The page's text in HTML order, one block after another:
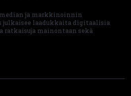
ja markkinoinnin
julkaisee laadukkaita digitaalisia
ratkaisuja mainontaan sekä